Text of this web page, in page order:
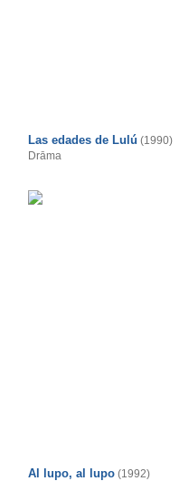
Las edades de Lulú (1990)
Drāma
Al lupo, al lupo (1992)